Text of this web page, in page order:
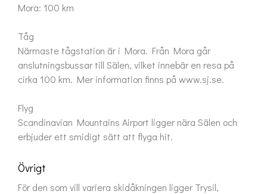
Mora: 100 km
Tåg
Närmaste tågstation är i Mora. Från Mora går
anslutningsbussar till Sälen, vilket innebär en resa på
cirka 100 km. Mer information finns på www.sj.se.
Flyg
Scandinavian Mountains Airport ligger nära Sälen och
erbjuder ett smidigt sätt att flyga hit.
Övrigt
För den som vill variera skidåkningen ligger Trysil,